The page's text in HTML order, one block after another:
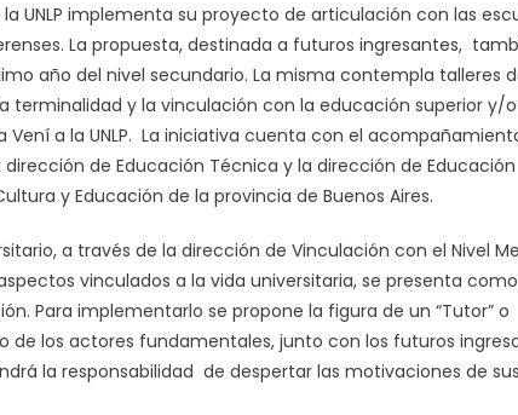
UNLP implementa su proyecto de articulación con las
La propuesta, destinada a futuros ingresantes,
año del nivel secundario. La misma contempla talleres
y la vinculación con la educación superior y/
a la UNLP. La iniciativa cuenta con el
de Educación Técnica y la dirección de Educación
y Educación de la provincia de Buenos Aires.
a través de la dirección de Vinculación con el Nivel
vinculados a la vida universitaria, se presenta
Para implementarlo se propone la figura de un “Tutor” o
de los actores fundamentales, junto con los futuros
la responsabilidad de despertar las motivaciones de sus